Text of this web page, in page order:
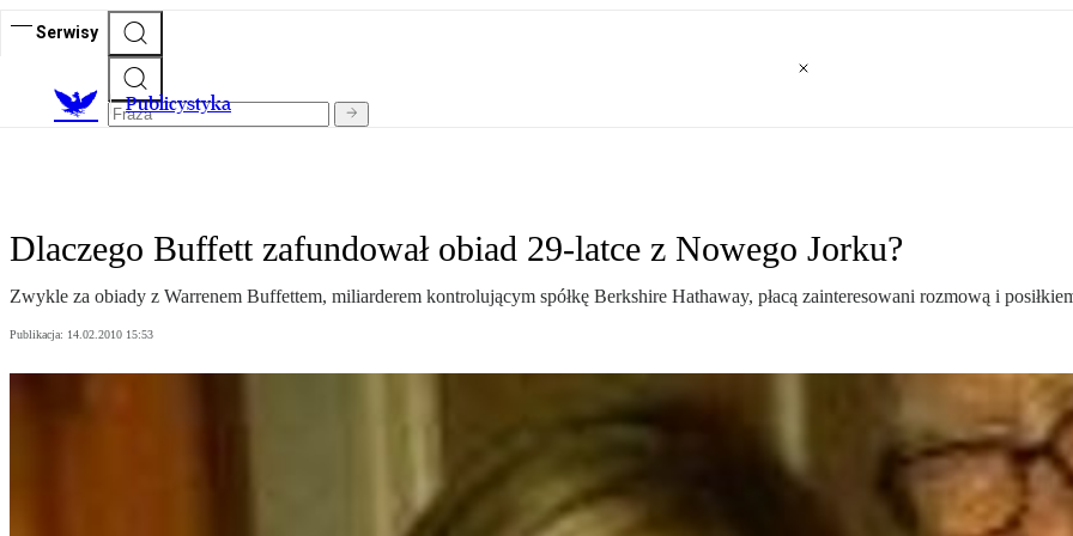
Serwisy
Publicystyka
Dlaczego Buffett zafundował obiad 29-latce z Nowego Jorku?
Zwykle za obiady z Warrenem Buffettem, miliarderem kontrolującym spółkę Berkshire Hathaway, płacą zainteresowani rozmową i
Publikacja: 14.02.2010 15:53